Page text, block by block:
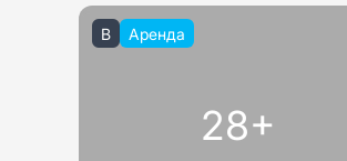
B Аренда
28+